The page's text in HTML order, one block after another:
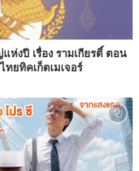
ห่งปี เรื่อง รามเกียรติ์ ตอน
ยทิคเก็ตเมเจอร์